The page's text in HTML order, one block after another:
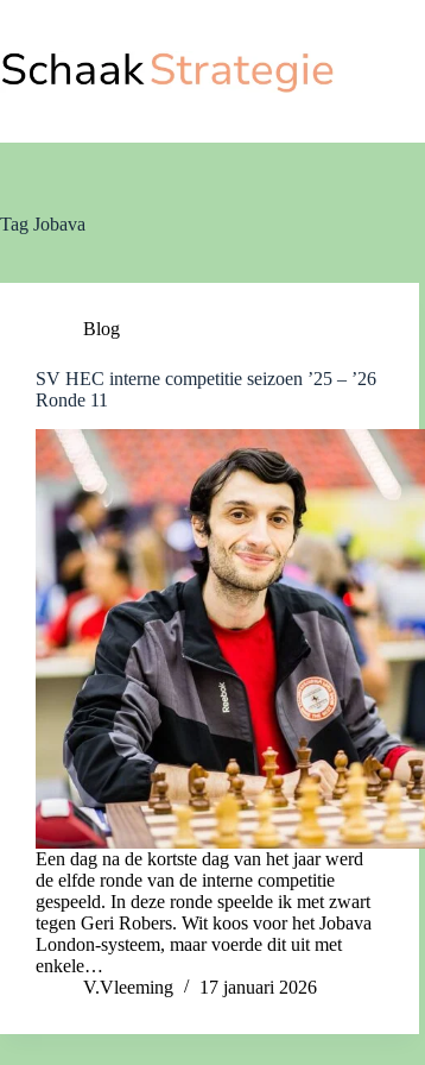
de
inhoud
Tag Jobava
Blog
SV HEC interne competitie seizoen ’25 – ’26
Ronde 11
Een dag na de kortste dag van het jaar werd
de elfde ronde van de interne competitie
gespeeld. In deze ronde speelde ik met zwart
tegen Geri Robers. Wit koos voor het Jobava
London-systeem, maar voerde dit uit met
enkele…
V.Vleeming
17 januari 2026